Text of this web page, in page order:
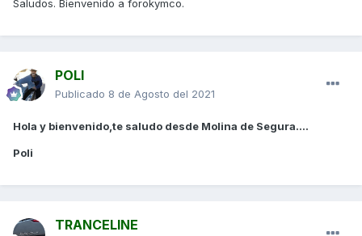
Saludos. Bienvenido a forokymco.
POLI
Publicado 8 de Agosto del 2021
Hola y bienvenido,te saludo desde Molina de Segura....
Poli
TRANCELINE